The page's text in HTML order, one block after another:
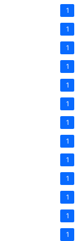
1
1
1
1
1
1
1
1
1
1
1
1
1